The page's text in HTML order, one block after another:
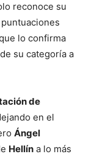
reconoce su
lo confirma
su categoría a
de
en el
Ángel
Hellín a lo más